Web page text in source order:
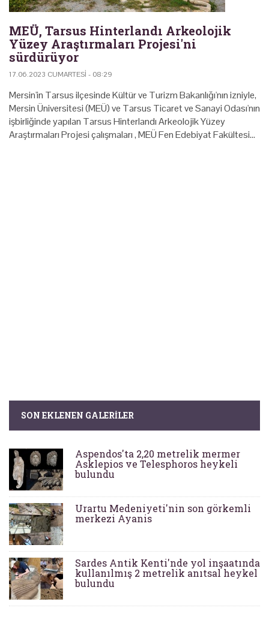
MEÜ, Tarsus Hinterlandı Arkeolojik
Yüzey Araştırmaları Projesi'ni
sürdürüyor
17.06.2023 CUMARTESI - 08:29
Mersin'in Tarsus ilçesinde Kültür ve Turizm Bakanlığı'nın izniyle,
Mersin Üniversitesi (MEÜ) ve Tarsus Ticaret ve Sanayi Odası'nın
işbirliğinde yapılan Tarsus Hinterlandı Arkeolojik Yüzey
Araştırmaları Projesi çalışmaları , MEÜ Fen Edebiyat Fakültesi…
SON EKLENEN GALERILER
Aspendos'ta 2,20 metrelik mermer
Asklepios ve Telesphoros heykeli
bulundu
Urartu Medeniyeti'nin son görkemli
merkezi Ayanis
Sardes Antik Kenti'nde yol inşaatında
kullanılmış 2 metrelik anıtsal heykel
bulundu